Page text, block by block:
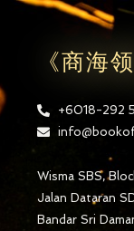
《商海
+6018-292
Wisma SBS,
Jalan Dataran
Bandar Sri